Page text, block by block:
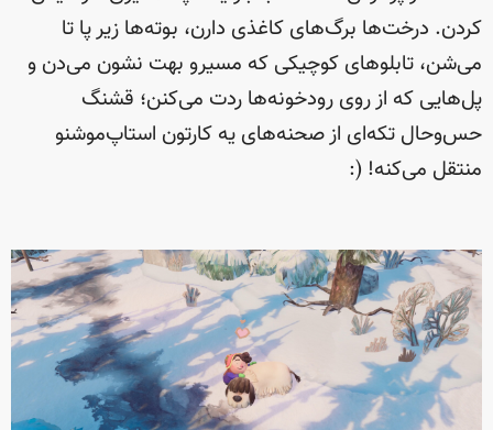
کردن. درخت‌ها برگ‌های کاغذی دارن، بوته‌ها زیر پا تا
می‌شن، تابلوهای کوچیکی که مسیرو بهت نشون می‌دن و
پل‌هایی که از روی رودخونه‌ها ردت می‌کنن؛ قشنگ
حس‌وحال تکه‌ای از صحنه‌های یه کارتون استاپ‌موشنو
منتقل می‌کنه! (: